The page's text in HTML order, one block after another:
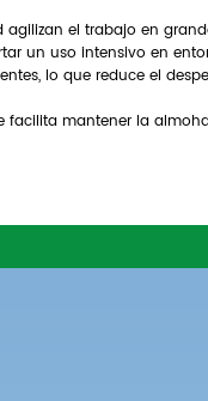
el trabajo en
un uso intensivo en
lo que reduce el
facilita mantener la